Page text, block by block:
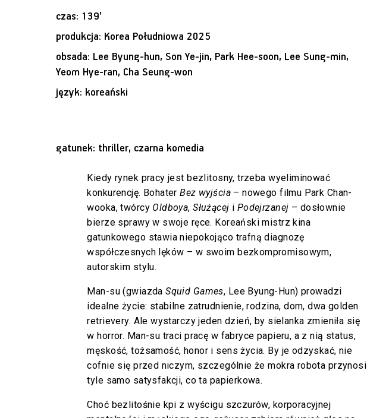
czas: 139’
produkcja: Korea Południowa 2025
obsada: Lee Byung-hun, Son Ye-jin, Park Hee-soon, Lee Sung-min,
Yeom Hye-ran, Cha Seung-won
język: koreański
gatunek: thriller, czarna komedia
Kiedy rynek pracy jest bezlitosny, trzeba wyeliminować
konkurencję. BohaterBez wyjścia– nowego filmu Park Chan-
wooka, twórcy Oldboya,Służącej i Podejrzanej – dosłownie
bierze sprawy w swoje ręce. Koreański mistrz kina
gatunkowego stawia niepokojąco trafną diagnozę
współczesnych lęków – w swoim bezkompromisowym,
autorskim stylu.
Man-su (gwiazdaSquid Games, Lee Byung-Hun) prowadzi
idealne życie: stabilne zatrudnienie, rodzina, dom, dwa golden
retrievery. Ale wystarczy jeden dzień, by sielanka zmieniła się
w horror. Man-su traci pracę w fabryce papieru, a z nią status,
męskość, tożsamość, honor i sens życia. By je odzyskać, nie
cofnie się przed niczym, szczególnie że mokra robota przynosi
tyle samo satysfakcji, co ta papierkowa.
Choć bezlitośnie kpi z wyścigu szczurów, korporacyjnej